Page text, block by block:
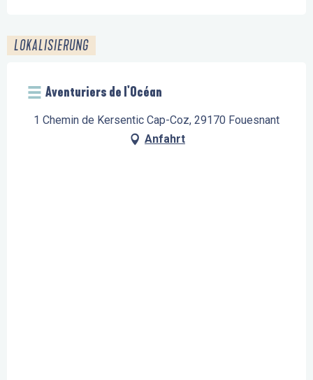
LOKALISIERUNG
Aventuriers de l'Océan
1 Chemin de Kersentic Cap-Coz, 29170 Fouesnant
Anfahrt